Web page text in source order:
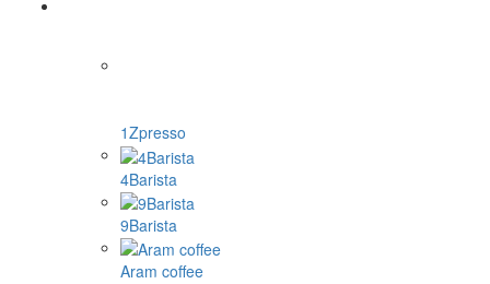
1Zpresso
4Barista
9Barista
Aram coffee